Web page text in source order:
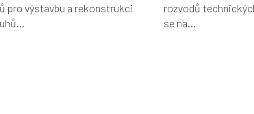
pro výstavbu a rekonstrukci
rozvodů
se na...